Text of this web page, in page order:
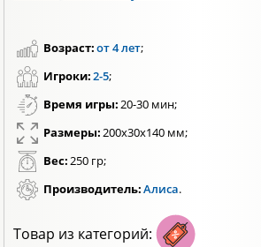
Возраст:от 4 лет;
Игроки:2-5;
Время игры:20-30 мин;
Размеры:200х30х140 мм;
Вес:250 гр;
Производитель:Алиса.
Товар из категорий: